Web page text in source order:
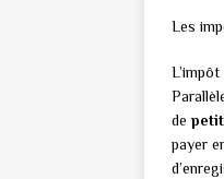
Les
de
payer